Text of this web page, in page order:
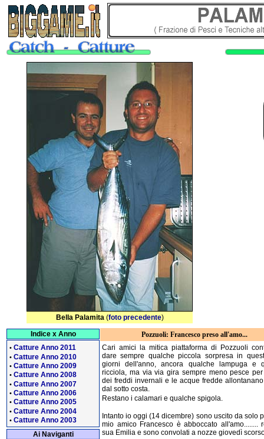
Indice x Anno
• Catture Anno 2011
• Catture Anno 2010
• Catture Anno 2009
• Catture Anno 2008
• Catture Anno 2007
• Catture Anno 2006
• Catture Anno 2005
• Catture Anno 2004
• Catture Anno 2003
Ai Naviganti
Pozzuoli: Francesco preso all'amo...
Cari amici la mitica piattaforma di Pozzuoli
dare sempre qualche piccola sorpresa in
giorni dell'anno, ancora qualche lampuga e
ricciola, ma via via gira sempre meno pesce
dei freddi invernali e le acque fredde
dal sotto costa.
Restano i calamari e qualche spigola.
Intanto io oggi (14 dicembre) sono uscito da solo
mio amico Francesco è abboccato all'amo........
sua Emilia e sono convolati a nozze giovedì
Bella Palamita (foto precedente)